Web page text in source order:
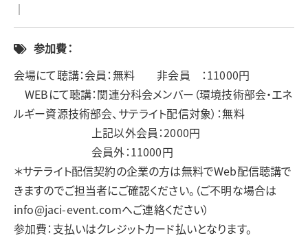
｜
参加費：
会場にて聴講：会員：無料 非会員 ：11000円
WEBにて聴講：関連分科会メンバー（環境技術部会・エネ
ルギー資源技術部会、サテライト配信対象）：無料
上記以外会員：2000円
会員外：11000円
＊サテライト配信契約の企業の方は無料でWeb配信聴講で
きますのでご担当者にご確認ください。（ご不明な場合は
info@jaci-event.comへご連絡ください）
参加費：支払いはクレジットカード払いとなります。